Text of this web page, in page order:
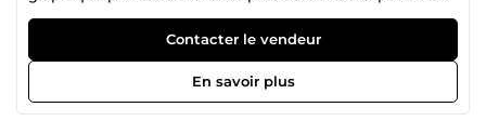
dans la création visuelle et le design digital. 🎨 Mes
spécialités : ✅ Identité visuelle &amp; branding : création
de logos, chartes graphiques et univers de marque ✅
Design UX/UI : maquettes modernes et ergonomiques
pour sites web et applications mobiles ✅ Motion design
Contacter le vendeur
En savoir plus